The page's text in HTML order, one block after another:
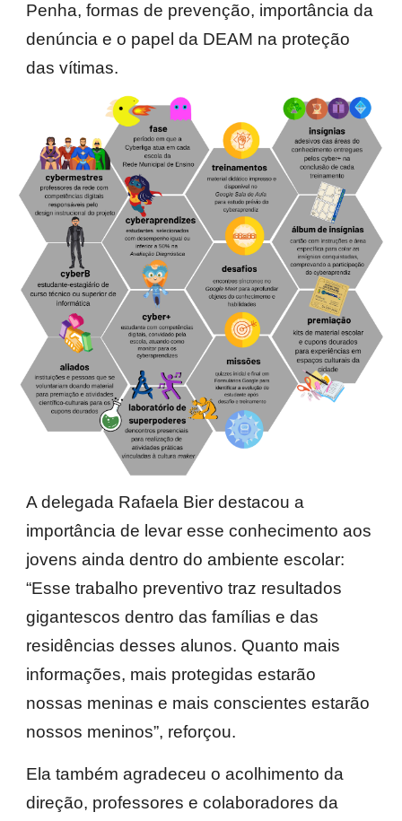
Penha, formas de prevenção, importância da
denúncia e o papel da DEAM na proteção
das vítimas.
A delegada Rafaela Bier destacou a
importância de levar esse conhecimento aos
jovens ainda dentro do ambiente escolar:
“Esse trabalho preventivo traz resultados
gigantescos dentro das famílias e das
residências desses alunos. Quanto mais
informações, mais protegidas estarão
nossas meninas e mais conscientes estarão
nossos meninos”, reforçou.
Ela também agradeceu o acolhimento da
direção, professores e colaboradores da